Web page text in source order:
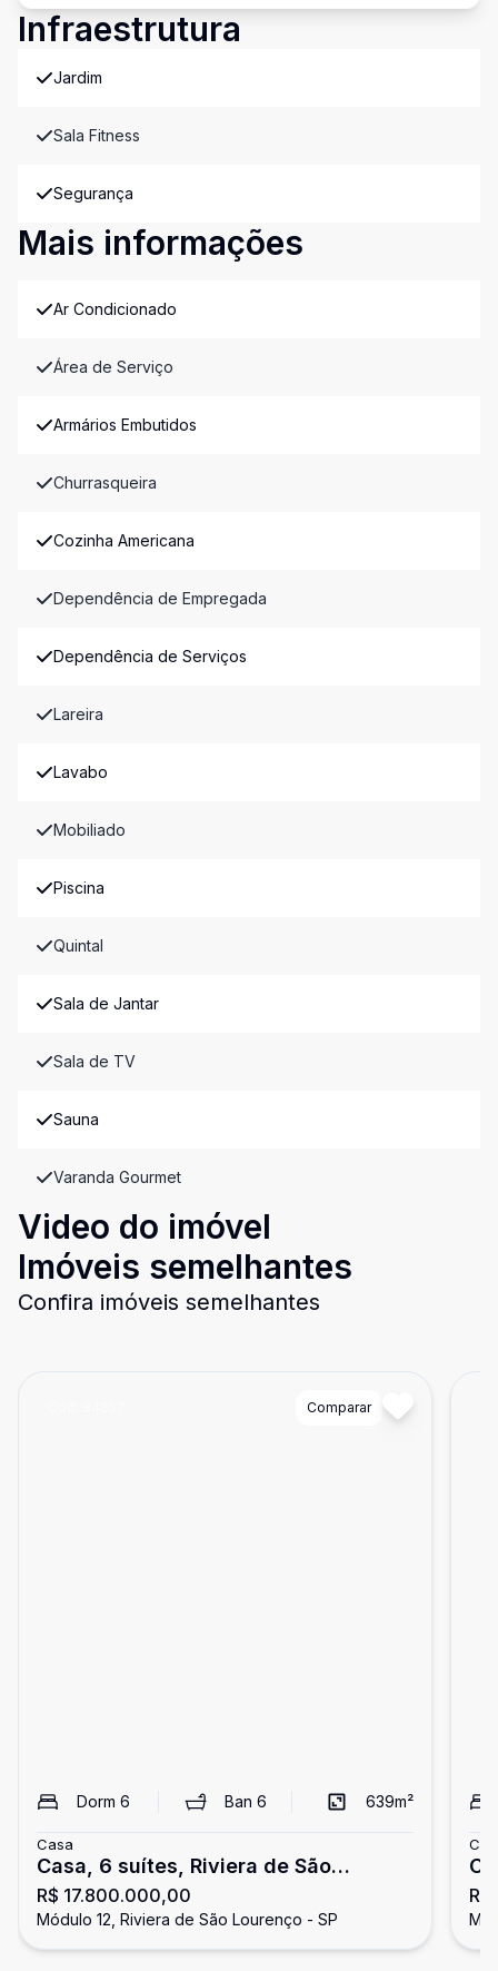
Infraestrutura
Jardim
Sala Fitness
Segurança
Mais informações
Ar Condicionado
Área de Serviço
Armários Embutidos
Churrasqueira
Cozinha Americana
Dependência de Empregada
Dependência de Serviços
Lareira
Lavabo
Mobiliado
Piscina
Quintal
Sala de Jantar
Sala de TV
Sauna
Varanda Gourmet
Video do imóvel
Imóveis semelhantes
Confira imóveis semelhantes
Comparar
Dorm 6 Ban 6 639m²
Casa
Casa, 6 suítes, Riviera de São
Lourenço
R$ 17.800.000,00
Módulo 12, Riviera de São Lourenço - SP